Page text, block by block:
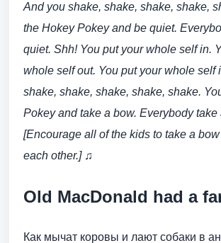
And you shake, shake, shake, shake,
the Hokey Pokey and be quiet.
quiet. Shh! You put your whole self in.
whole self out. You put your whole self
shake, shake, shake, shake, shake.
Pokey and take a bow. Everybody take
[Encourage all of the kids to take a
each other.] ♫
Old MacDonald had a
Как мычат коровы и лают собаки в